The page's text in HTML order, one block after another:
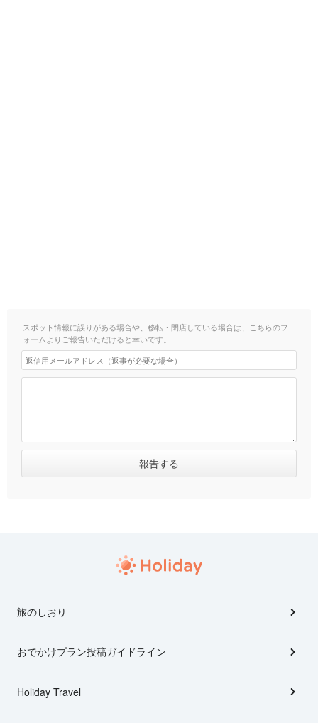
スポット情報に誤りがある場合や、移転・閉店している場合は、こちらのフ
ォームよりご報告いただけると幸いです。
旅のしおり
おでかけプラン投稿ガイドライン
Holiday Travel